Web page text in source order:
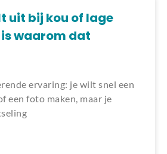
uit bij kou of lage
is waarom dat
ervaring: je wilt snel een
een foto maken, maar je